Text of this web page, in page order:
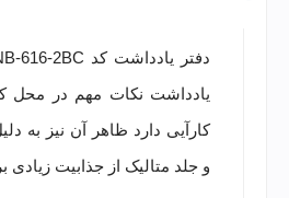
یادداشت نکات مهم در محل
کارآیی دارد ظاهر آن نیز به
و جلد متالیک از جذابیت زیادی